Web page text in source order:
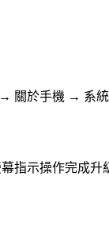
關於手機 → 系統
指示操作完成升